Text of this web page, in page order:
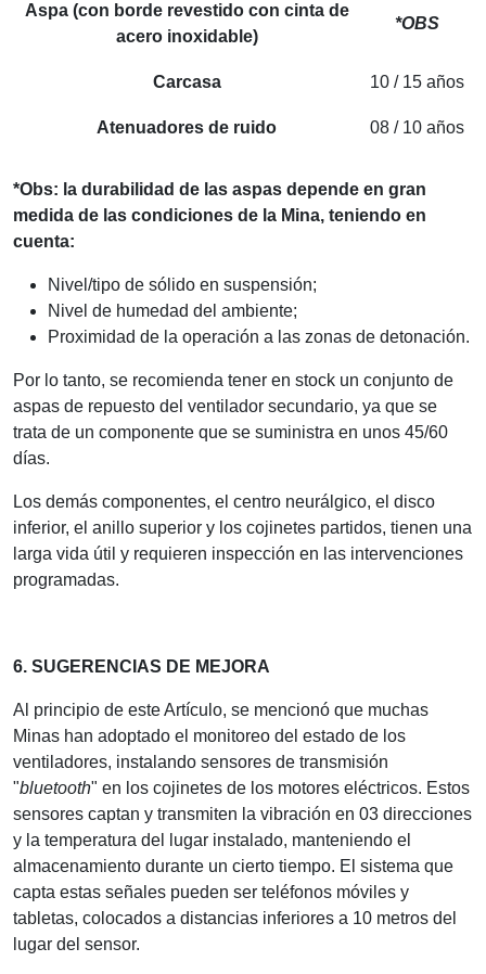
Aspa (con borde revestido con cinta de
acero inoxidable)
*OBS
Carcasa 10 / 15 años
Atenuadores de ruido 08 / 10 años
*Obs: la durabilidad de las aspas depende en gran
medida de las condiciones de la Mina, teniendo en
cuenta:
Nivel/tipo de sólido en suspensión;
Nivel de humedad del ambiente;
Proximidad de la operación a las zonas de detonación.
Por lo tanto, se recomienda tener en stock un conjunto de
aspas de repuesto del ventilador secundario, ya que se
trata de un componente que se suministra en unos 45/60
días.
Los demás componentes, el centro neurálgico, el disco
inferior, el anillo superior y los cojinetes partidos, tienen una
larga vida útil y requieren inspección en las intervenciones
programadas.
6. SUGERENCIAS DE MEJORA
Al principio de este Artículo, se mencionó que muchas
Minas han adoptado el monitoreo del estado de los
ventiladores, instalando sensores de transmisión
"bluetooth" en los cojinetes de los motores eléctricos. Estos
sensores captan y transmiten la vibración en 03 direcciones
y la temperatura del lugar instalado, manteniendo el
almacenamiento durante un cierto tiempo. El sistema que
capta estas señales pueden ser teléfonos móviles y
tabletas, colocados a distancias inferiores a 10 metros del
lugar del sensor.